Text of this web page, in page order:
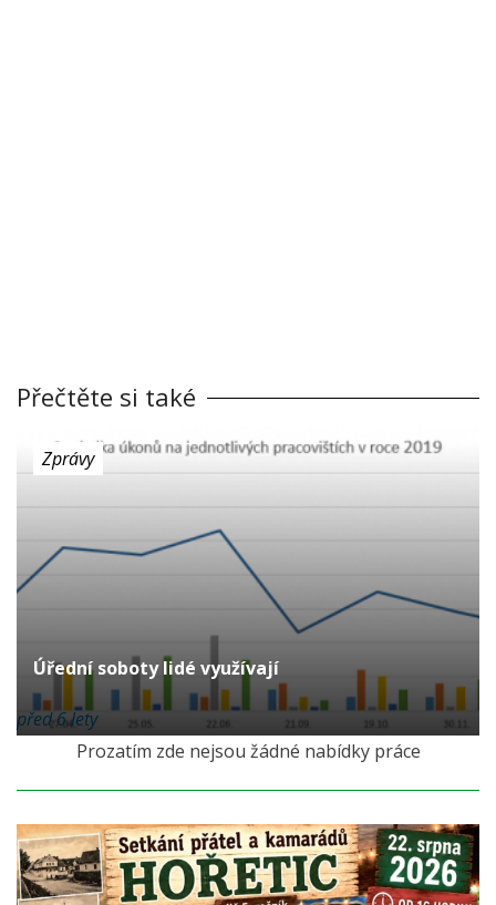
Přečtěte si také
Zprávy
Úřední soboty lidé využívají
před 6 lety
Prozatím zde nejsou žádné nabídky práce